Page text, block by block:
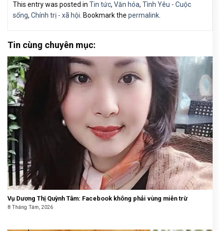
This entry was posted in Tin tức, Văn hóa, Tình Yêu - Cuộc
sống, Chính trị - xã hội . Bookmark the permalink
Tin cùng chuyên mục:
Vụ Dương Thị Quỳnh Tâm: Facebook không phải vùng miễn trừ
8 Tháng Tám, 2026